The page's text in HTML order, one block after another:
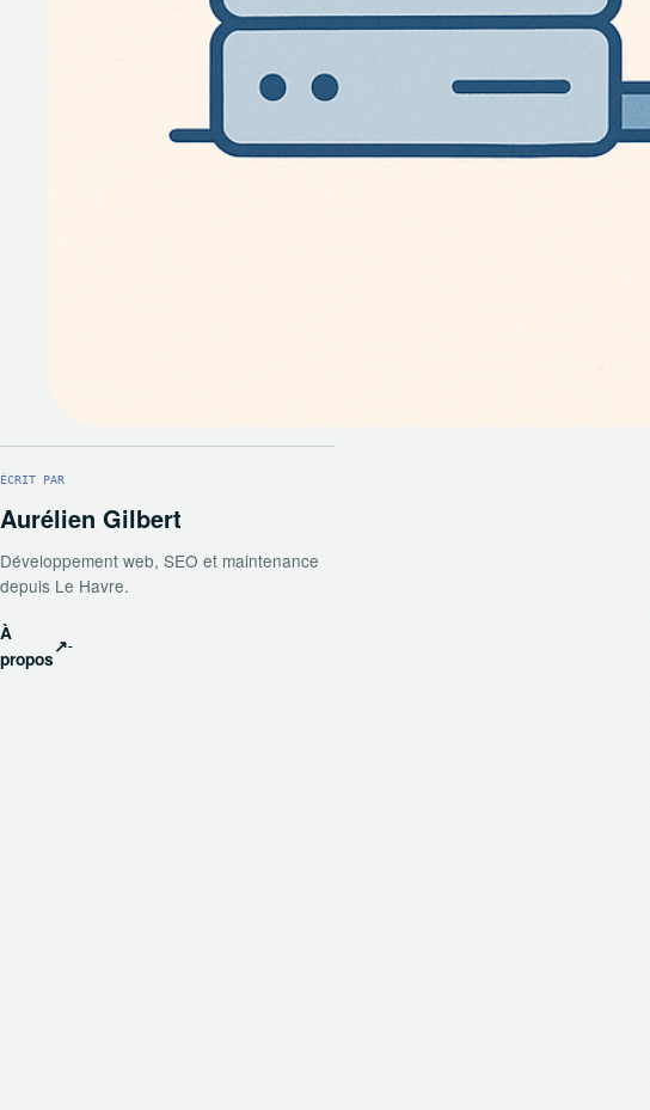
ÉCRIT PAR
Aurélien Gilbert
Développement web, SEO et maintenance
depuis Le Havre.
À
propos
↗